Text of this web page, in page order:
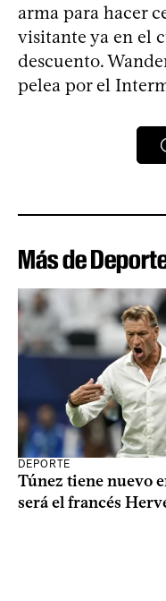
arma para hacer
visitante ya en el
descuento.
pelea por el
Más de
DEPORTE
Túnez tiene nuevo
será el francés